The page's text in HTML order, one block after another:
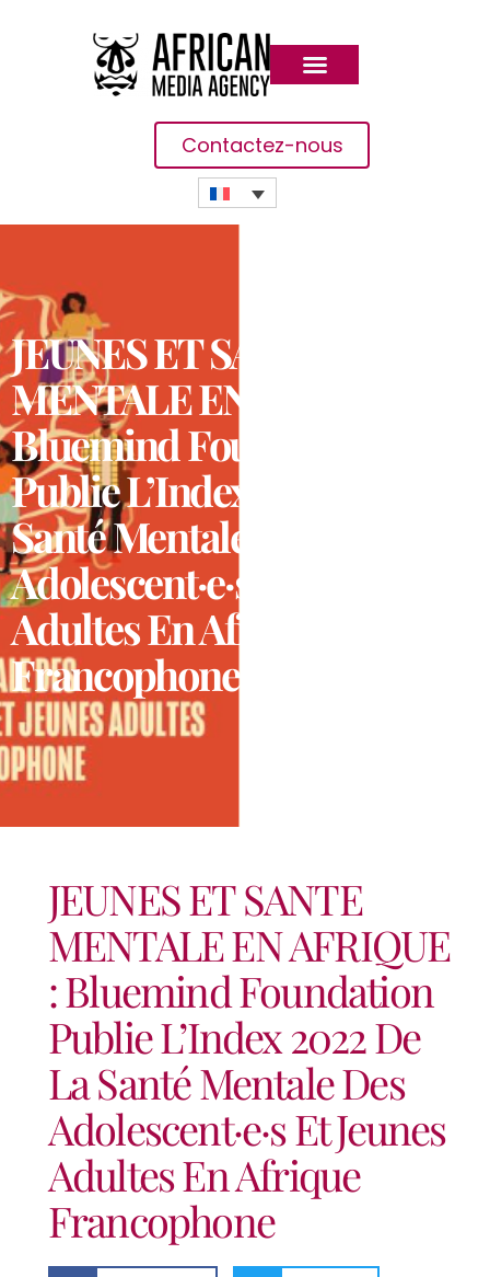
Contactez-nous
JEUNES ET SANTE
MENTALE EN AFRIQUE :
Bluemind Foundation
Publie L’Index 2022 De La
Santé Mentale Des
Adolescent·e·s Et Jeunes
Adultes En Afrique
Francophone
JEUNES ET SANTE
MENTALE EN AFRIQUE
: Bluemind Foundation
Publie L’Index 2022 De
La Santé Mentale Des
Adolescent·e·s Et Jeunes
Adultes En Afrique
Francophone